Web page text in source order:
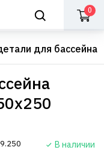
0
для бассейна
В наличии